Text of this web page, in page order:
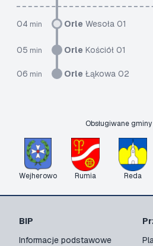
04 min Orle Wesoła 01
05 min Orle Kościół 01
06 min Orle Łąkowa 02
Obsługiwane
Wejherowo Rumia Reda
BIP
Informacje podstawowe